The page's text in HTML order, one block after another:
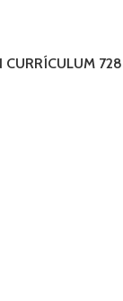
CURRÍCULUM